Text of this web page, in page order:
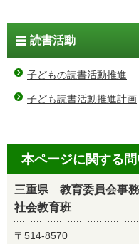
読書活動
子どもの読書活動推進
子ども読書活動推進計画
本ページに関する
三重県 教育委員会事
社会教育班
〒514-8570